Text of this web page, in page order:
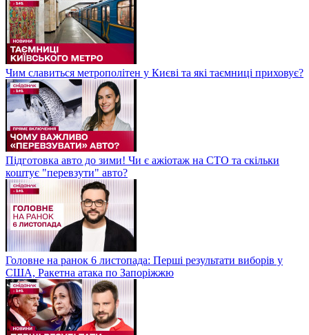
Чим славиться метрополітен у Києві та які таємниці приховує?
Підготовка авто до зими! Чи є ажіотаж на СТО та скільки
коштує "перевзути" авто?
Головне на ранок 6 листопада: Перші результати виборів у
США, Ракетна атака по Запоріжжю